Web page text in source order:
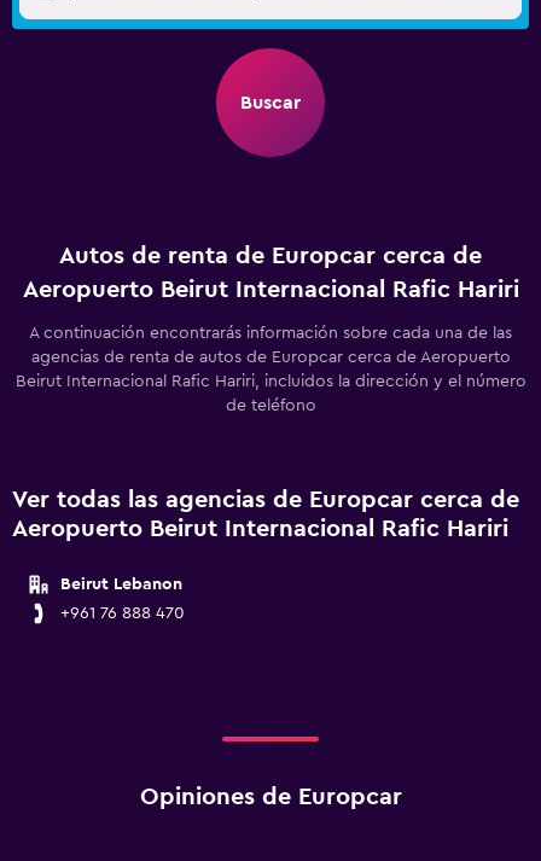
Buscar
Autos de renta de Europcar cerca de
Aeropuerto Beirut Internacional Rafic Hariri
A continuación encontrarás información sobre cada una de las
agencias de renta de autos de Europcar cerca de Aeropuerto
Beirut Internacional Rafic Hariri, incluidos la dirección y el número
de teléfono
Ver todas las agencias de Europcar cerca de
Aeropuerto Beirut Internacional Rafic Hariri
Beirut Lebanon
+961 76 888 470
Opiniones de Europcar